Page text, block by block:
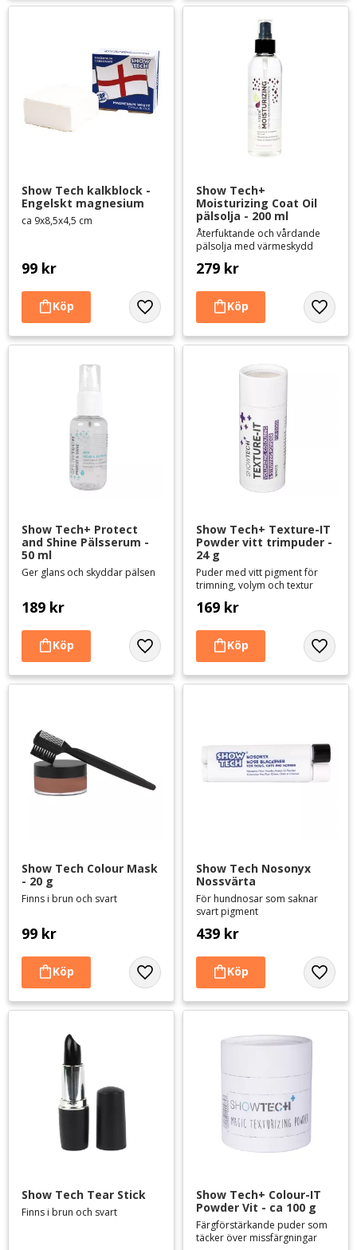
Show Tech kalkblock -
Engelskt magnesium
ca 9x8,5x4,5 cm
99 kr
Lägg till i favoriter
Show Tech+
Moisturizing Coat Oil
pälsolja - 200 ml
Återfuktande och vårdande
pälsolja med värmeskydd
279 kr
Lägg
Show Tech+ Protect
and Shine Pälsserum -
50 ml
Ger glans och skyddar pälsen
189 kr
Lägg till i favoriter
Show Tech+ Texture-IT
Powder vitt trimpuder -
24 g
Puder med vitt pigment för
trimning, volym och textur
169 kr
Lägg
Show Tech Colour Mask
- 20 g
Finns i brun och svart
99 kr
Lägg till i favoriter
Show Tech Nosonyx
Nossvärta
För hundnosar som saknar
svart pigment
439 kr
Lägg
Show Tech Tear Stick
Finns i brun och svart
Show Tech+ Colour-IT
Powder Vit - ca 100 g
Färgförstärkande puder som
täcker över missfärgningar